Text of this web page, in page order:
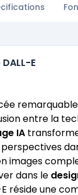
E
entre la
IA
images
dans le
réside une